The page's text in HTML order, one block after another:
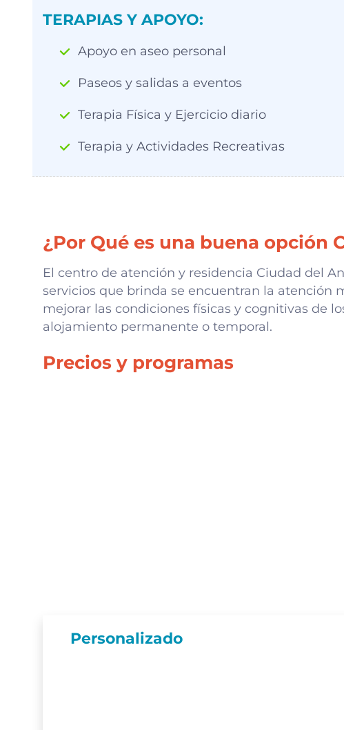
TERAPIAS Y APOYO:
Apoyo en aseo personal
Paseos y salidas a eventos
Terapia Física y Ejercicio diario
Terapia y Actividades Recreativas
¿Por Qué es una buena opción
El centro de atención y residencia Ciudad del
servicios que brinda se encuentran la atención
mejorar las condiciones físicas y cognitivas de
alojamiento permanente o temporal.
Precios y programas
Personalizado